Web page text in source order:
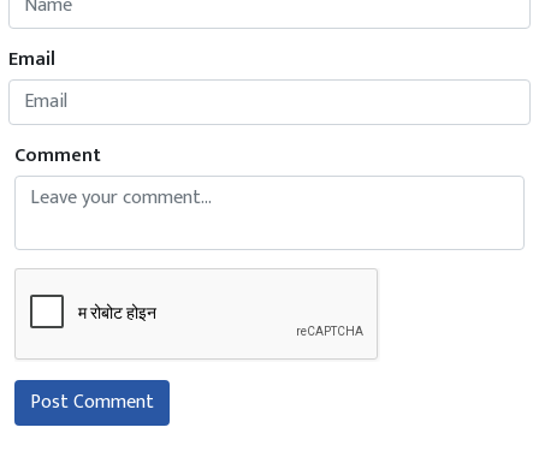
Email
Comment
Post Comment